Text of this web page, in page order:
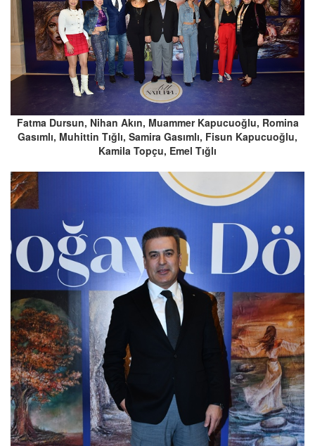
Fatma Dursun, Nihan Akın, Muammer Kapucuoğlu, Romina
Gasımlı, Muhittin Tığlı, Samira Gasımlı, Fisun Kapucuoğlu,
Kamila Topçu, Emel Tığlı